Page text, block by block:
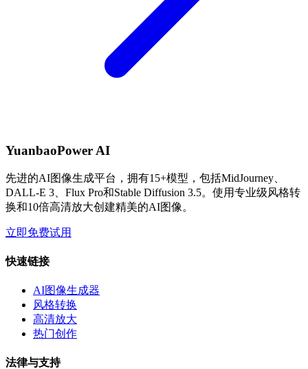
YuanbaoPower AI
先进的AI图像生成平台，拥有15+模型，包括MidJourney、
DALL-E 3、Flux Pro和Stable Diffusion 3.5。使用专业级风格转
换和10倍高清放大创建精美的AI图像。
立即免费试用
快速链接
AI图像生成器
风格转换
高清放大
热门创作
法律与支持